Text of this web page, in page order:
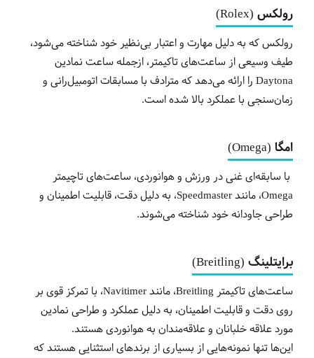
رولکس (Rolex)
رولکس که به دلیل مهارت و اعتبار بی‌نظیر خود شناخته می‌شود،
طیف وسیعی از ساعت‌های تاکیمتر، ازجمله ساعت نمادین
Daytona را ارائه می‌دهد که مترادف با مسابقات اتومبیل‌رانی و
زمان‌سنجی با عملکرد بالا شده است.
امگا (Omega)
با سابقه‌ای غنی در ورزش و هوانوردی، ساعت‌های تاچیمتر
Omega، مانند Speedmaster، به دلیل دقت، قابلیت اطمینان و
طراحی جاودانه خود شناخته می‌شوند.
برایتلینگ (Breitling)
ساعت‌های تاکیمتر Breitling، مانند Navitimer، با تمرکز قوی بر
روی دقت و قابلیت اطمینان، به دلیل عملکرد و طراحی نمادین
مورد علاقه خلبانان و علاقه‌مندان به هوانوردی هستند.
این‌ها تنها نمونه‌هایی از بسیاری از برندهای استثنایی هستند که